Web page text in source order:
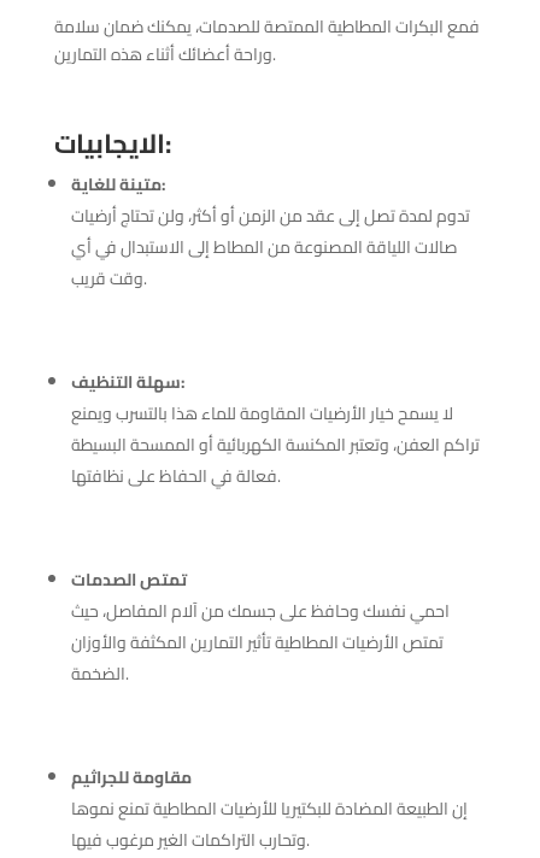
فمع البكرات المطاطية الممتصة للصدمات، يمكنك ضمان سلامة
وراحة أعضائك أثناء هذه التمارين.
الايجابيات:
متينة للغاية:
تدوم لمدة تصل إلى عقد من الزمن أو أكثر، ولن تحتاج أرضيات
صالات اللياقة المصنوعة من المطاط إلى الاستبدال في أي
وقت قريب.
سهلة التنظيف:
لا يسمح خيار الأرضيات المقاومة للماء هذا بالتسرب ويمنع
تراكم العفن، وتعتبر المكنسة الكهربائية أو الممسحة البسيطة
فعالة في الحفاظ على نظافتها.
تمتص الصدمات
احمي نفسك وحافظ على جسمك من آلام المفاصل، حيث
تمتص الأرضيات المطاطية تأثير التمارين المكثفة والأوزان
الضخمة.
مقاومة للجراثيم
إن الطبيعة المضادة للبكتيريا للأرضيات المطاطية تمنع نموها
وتحارب التراكمات الغير مرغوب فيها.